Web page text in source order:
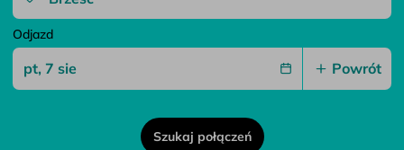
Odjazd
Powrót
Szukaj połączeń